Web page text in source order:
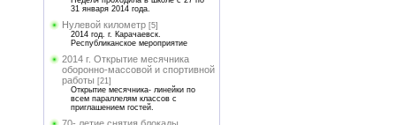
31 января 2014 года.
Нулевой километр [5]
2014 год. г. Карачаевск.
Республиканское мероприятие
2014 г. Открытие месячника
оборонно-массовой и спортивной
работы [21]
Открытие месячника- линейки по
всем параллелям классов с
приглашением гостей.